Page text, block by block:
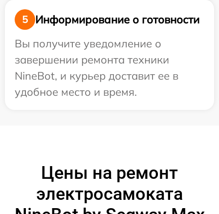
5
Информирование о готовности
Вы получите уведомление о
завершении ремонта техники
NineBot, и курьер доставит ее в
удобное место и время.
Цены на ремонт
электросамоката